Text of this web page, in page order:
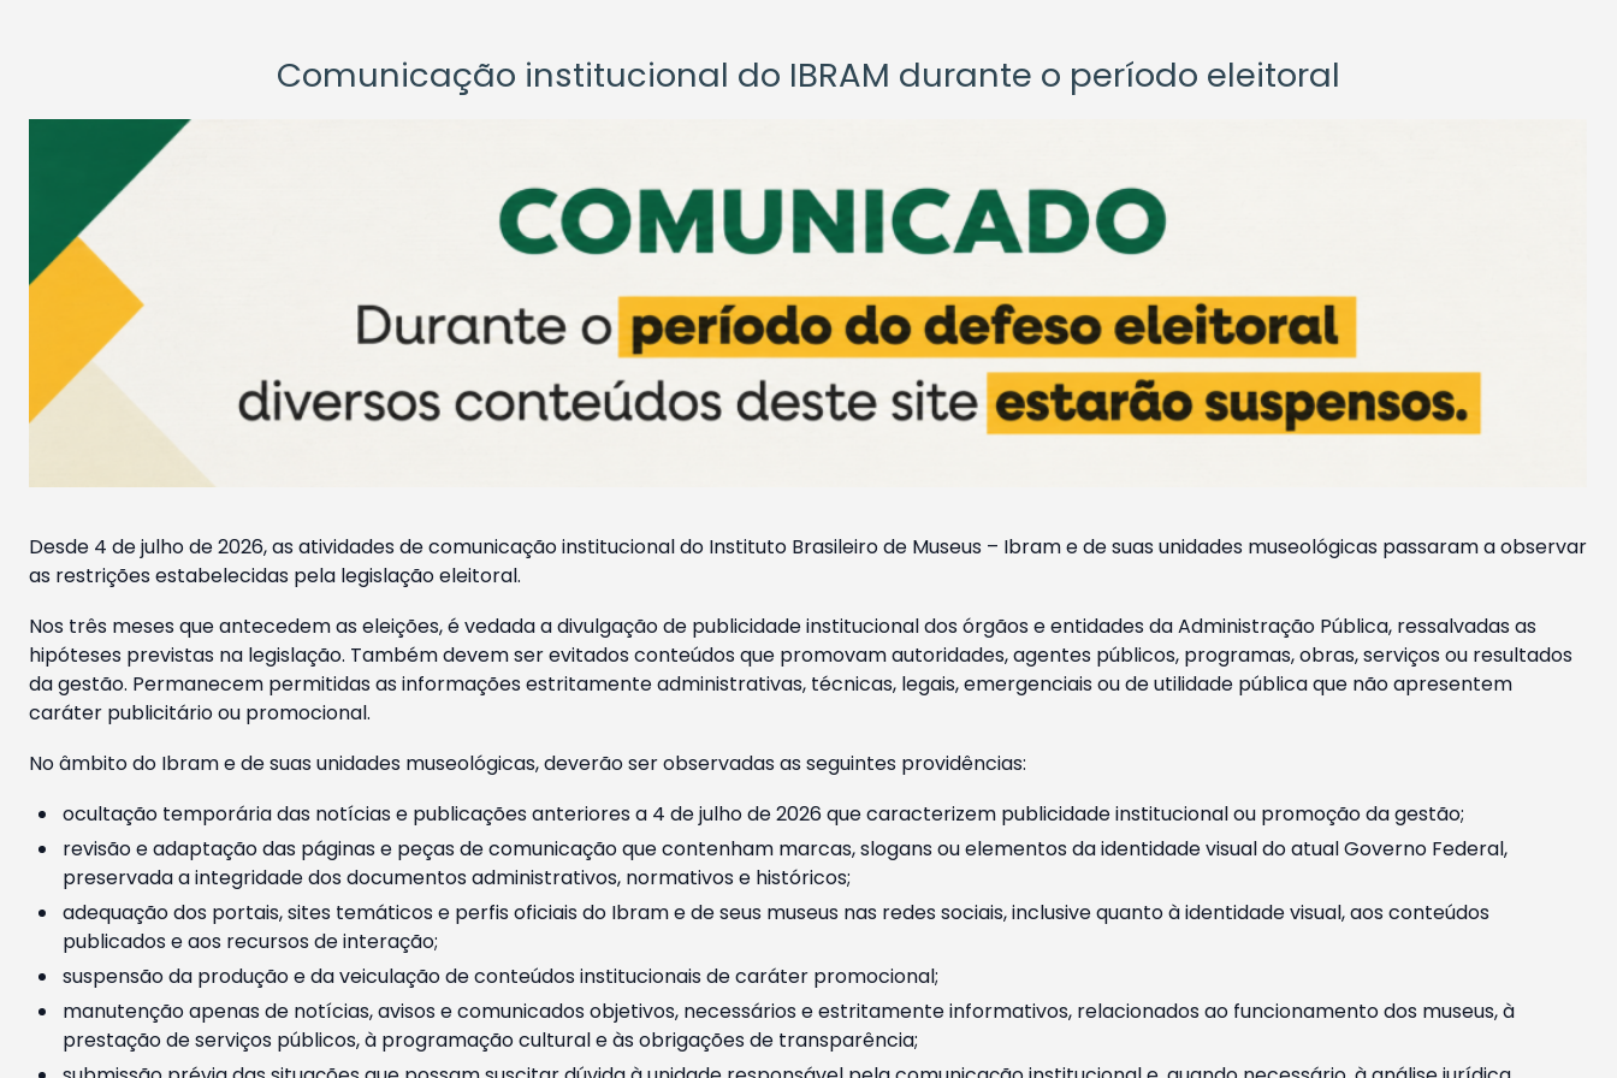
Comunicação institucional do IBRAM durante o período eleitoral
Desde 4 de julho de 2026, as atividades de comunicação institucional do Instituto Brasileiro de Museus – Ibram e de suas unidades museológicas passaram a observar
as restrições estabelecidas pela legislação eleitoral.
Nos três meses que antecedem as eleições, é vedada a divulgação de publicidade institucional dos órgãos e entidades da Administração Pública, ressalvadas as
hipóteses previstas na legislação. Também devem ser evitados conteúdos que promovam autoridades, agentes públicos, programas, obras, serviços ou resultados
da gestão. Permanecem permitidas as informações estritamente administrativas, técnicas, legais, emergenciais ou de utilidade pública que não apresentem
caráter publicitário ou promocional.
No âmbito do Ibram e de suas unidades museológicas, deverão ser observadas as seguintes providências:
ocultação temporária das notícias e publicações anteriores a 4 de julho de 2026 que caracterizem publicidade institucional ou promoção da gestão;
revisão e adaptação das páginas e peças de comunicação que contenham marcas, slogans ou elementos da identidade visual do atual Governo Federal,
preservada a integridade dos documentos administrativos, normativos e históricos;
adequação dos portais, sites temáticos e perfis oficiais do Ibram e de seus museus nas redes sociais, inclusive quanto à identidade visual, aos conteúdos
publicados e aos recursos de interação;
suspensão da produção e da veiculação de conteúdos institucionais de caráter promocional;
manutenção apenas de notícias, avisos e comunicados objetivos, necessários e estritamente informativos, relacionados ao funcionamento dos museus, à
prestação de serviços públicos, à programação cultural e às obrigações de transparência;